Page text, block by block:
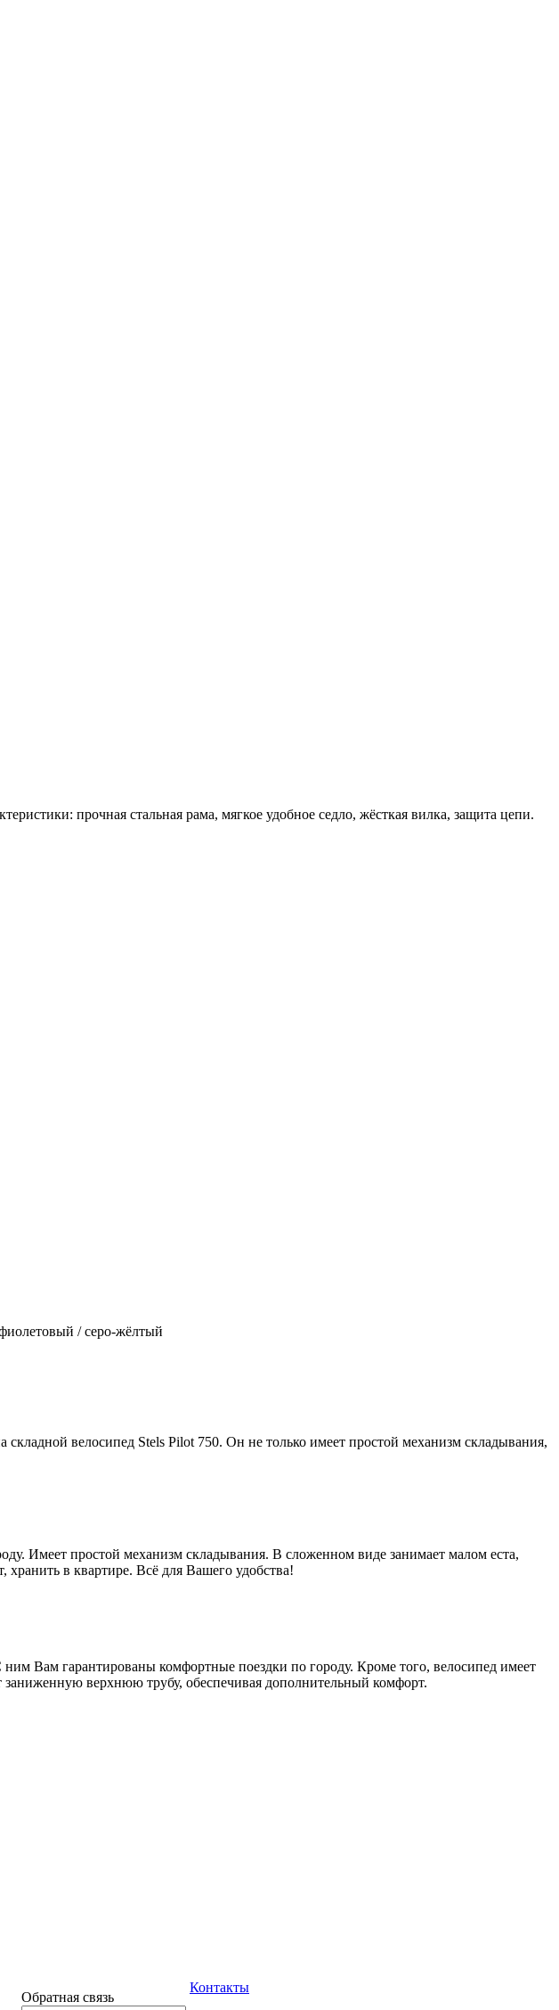
прочная стальная рама, мягкое удобное седло, жёсткая вилка, защита цепи.
/ серо-жёлтый
велосипед Stels Pilot 750. Он не только имеет простой механизм складывания,
Имеет простой механизм складывания. В сложенном виде занимает малом еста,
в квартире. Всё для Вашего удобства!
Вам гарантированы комфортные поездки по городу. Кроме того, велосипед имеет
верхнюю трубу, обеспечивая дополнительный комфорт.
Обратная связь
Контакты